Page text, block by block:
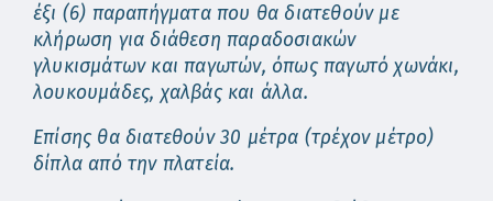
έξι (6) παραπήγματα που θα διατεθούν με
κλήρωση για διάθεση παραδοσιακών
γλυκισμάτων και παγωτών, όπως παγωτό χωνάκι,
λουκουμάδες, χαλβάς και άλλα.
Επίσης θα διατεθούν 30 μέτρα (τρέχον μέτρο)
δίπλα από την πλατεία.